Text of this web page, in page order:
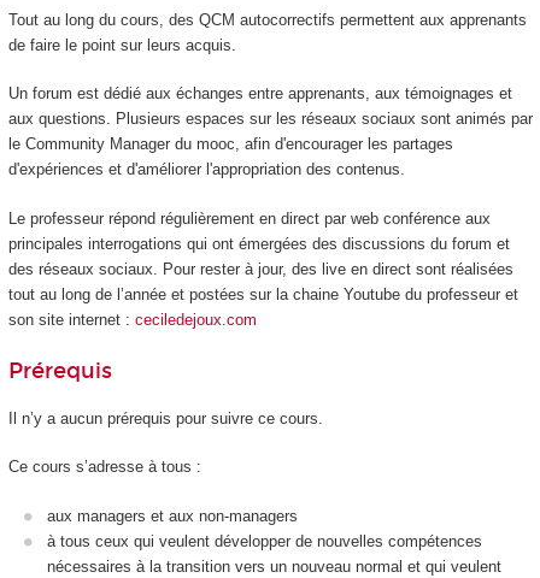
Tout au long du cours, des QCM autocorrectifs permettent aux apprenants
de faire le point sur leurs acquis.
Un forum est dédié aux échanges entre apprenants, aux témoignages et
aux questions. Plusieurs espaces sur les réseaux sociaux sont animés par
le Community Manager du mooc, afin d'encourager les partages
d'expériences et d'améliorer l'appropriation des contenus.
Le professeur répond régulièrement en direct par web conférence aux
principales interrogations qui ont émergées des discussions du forum et
des réseaux sociaux. Pour rester à jour, des live en direct sont réalisées
tout au long de l’année et postées sur la chaine Youtube du professeur et
son site internet : ceciledejoux.com
Prérequis
Il n’y a aucun prérequis pour suivre ce cours.
Ce cours s’adresse à tous :
aux managers et aux non-managers
à tous ceux qui veulent développer de nouvelles compétences
nécessaires à la transition vers un nouveau normal et qui veulent